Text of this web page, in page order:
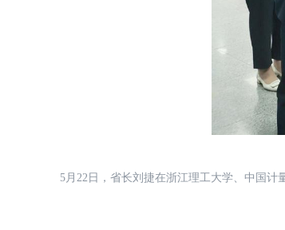
5月22日，省长刘捷在浙江理工大学、中国